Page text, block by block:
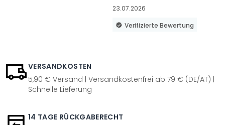
23.07.2026
Verifizierte Bewertung
VERSANDKOSTEN
5,90 € Versand | Versandkostenfrei ab 79 € (DE/AT) |
Schnelle Lieferung
14 TAGE RÜCKGABERECHT